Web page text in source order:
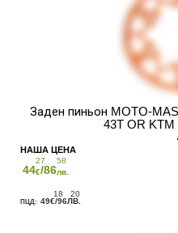
Заден пиньон MOTO-
43T OR KTM
44
27
€/86
58
лв.
49
18
€/96
20
ЛВ.